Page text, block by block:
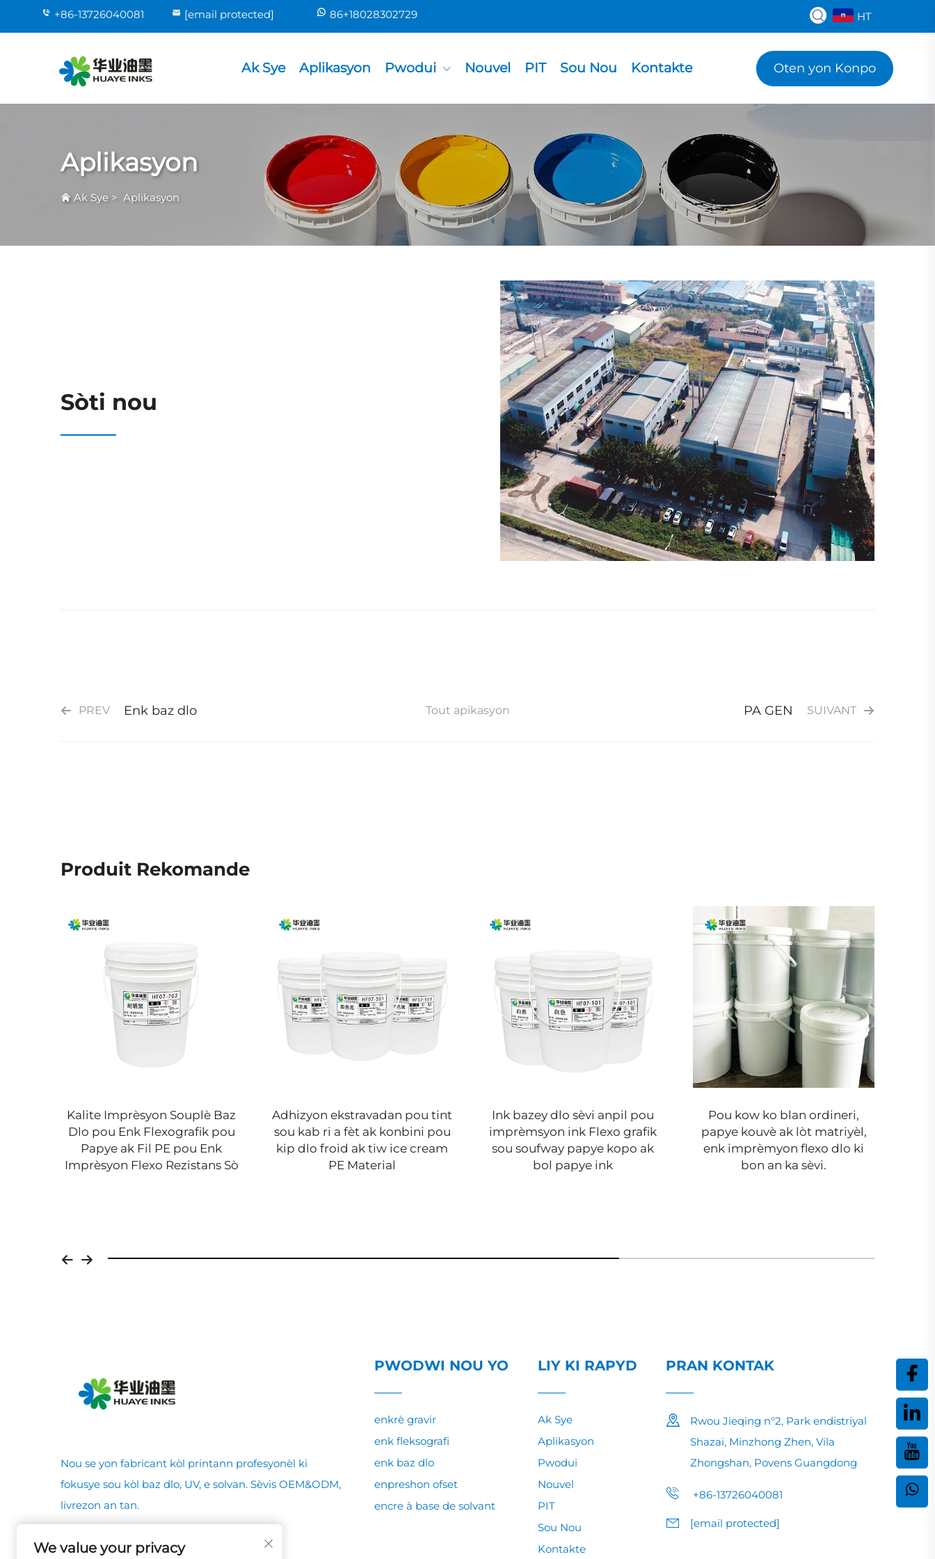
+86-13726040081 [email protected] 86+18028302729 HT
Ak Sye Aplikasyon Pwodui Nouvel PIT Sou Nou Kontakte Oten yon Konpo
Aplikasyon
Ak Sye > Aplikasyon
Sòti nou
PREV Enk baz dlo Tout apikasyon SUIVANT
PA GEN
Produit Rekomande
Kalite Imprèsyon Souplè Baz
Dlo pou Enk Flexografik pou
Papye ak Fil PE pou Enk
Imprèsyon Flexo Rezistans Sò
Adhizyon ekstravadan pou tint
sou kab ri a fèt ak konbini pou
kip dlo froid ak tiw ice cream
PE Material
Ink bazey dlo sèvi anpil pou
imprèmsyon ink Flexo grafik
sou soufway papye kopo ak
bol papye ink
Pou kow ko blan ordineri,
papye kouvè ak lòt matriyèl,
enk imprèmyon flexo dlo ki
bon an ka sèvi.
Nou se yon fabricant kòl printann profesyonèl ki
fokusye sou kòl baz dlo, UV, e solvan. Sèvis OEM&ODM,
livrezon an tan.
PWODWI NOU YO
enkrè gravir
enk fleksografi
enk baz dlo
enpreshon ofset
encre à base de solvant
LIY KI RAPYD
Ak Sye
Aplikasyon
Pwodui
Nouvel
PIT
Sou Nou
Kontakte
PRAN KONTAK
Rwou Jieqing n°2, Park endistriyal
Shazai, Minzhong Zhen, Vila
Zhongshan, Povens Guangdong
+86-13726040081
[email protected]
We value your privacy